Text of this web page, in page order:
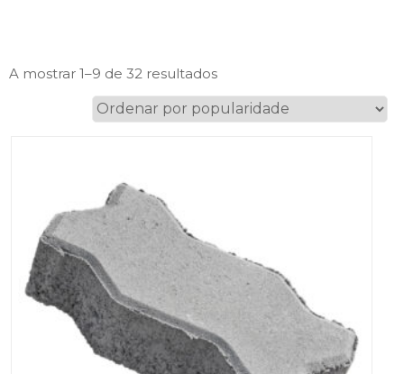
A mostrar 1–9 de 32 resultadosOrdenado
popularidade